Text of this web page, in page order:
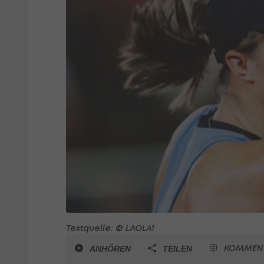
Textquelle: © LAOLA1
ANHÖREN TEILEN